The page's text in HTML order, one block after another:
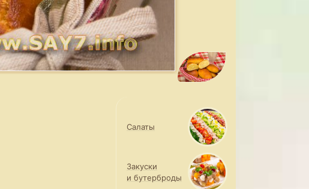
Салаты
Закуски
и бутерброды